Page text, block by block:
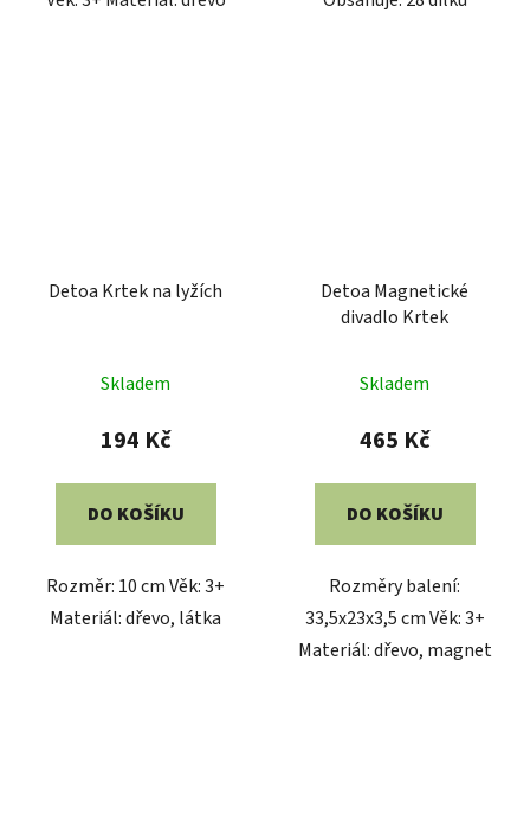
Detoa Krtek na lyžích
Skladem
194 Kč
DO KOŠÍKU
Rozměr: 10 cm Věk: 3+
Materiál: dřevo, látka
Detoa Magnetické
divadlo Krtek
Skladem
465 Kč
DO KOŠÍKU
Rozměry balení:
33,5x23x3,5 cm Věk: 3+
Materiál: dřevo, magnet